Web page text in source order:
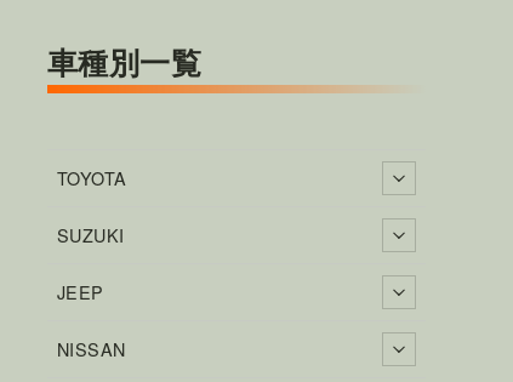
車種別一覧
TOYOTA
SUZUKI
JEEP
NISSAN